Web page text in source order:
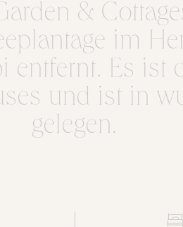
&
im
Es ist
und ist in
gelegen.